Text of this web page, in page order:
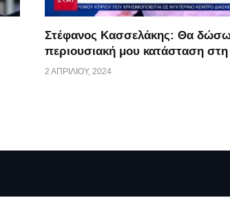
Στέφανος Κασσελάκης: Θα
περιουσιακή μου κατάσταση
2 ΑΠΡΙΛΊΟΥ, 2024